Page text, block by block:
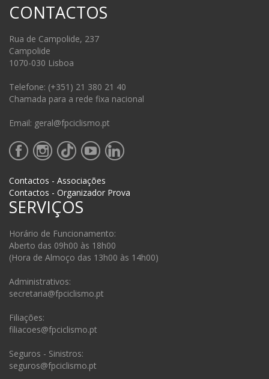
CONTACTOS
Rua de Campolide, 237
Campolide
1070-030 Lisboa
Telefone: (+351) 21 380 21 40
Chamada para a rede fixa nacional
Email: geral@fpciclismo.pt
Contactos - Associações
Contactos - Organizador Prova
SERVIÇOS
Horário de Funcionamento:
Aberto das 09h00 às 18h00
(Hora de Almoço das 13h00 às 14h00)
Administrativos:
secretaria@fpciclismo.pt
Filiações:
filiacoes@fpciclismo.pt
Seguros - Sinistros:
seguros@fpciclismo.pt